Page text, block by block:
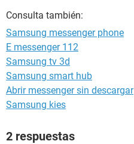
Consulta también:
Samsung messenger phone
E messenger 112
Samsung tv 3d
Samsung smart hub
Abrir messenger sin descargar
Samsung kies
2 respuestas